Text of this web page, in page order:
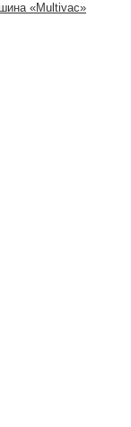
«Multivac»